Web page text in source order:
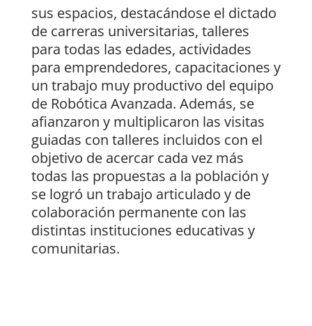
sus espacios, destacándose el dictado
de carreras universitarias, talleres
para todas las edades, actividades
para emprendedores, capacitaciones y
un trabajo muy productivo del equipo
de Robótica Avanzada. Además, se
afianzaron y multiplicaron las visitas
guiadas con talleres incluidos con el
objetivo de acercar cada vez más
todas las propuestas a la población y
se logró un trabajo articulado y de
colaboración permanente con las
distintas instituciones educativas y
comunitarias.